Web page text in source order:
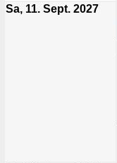
Sa, 11. Sept. 2027